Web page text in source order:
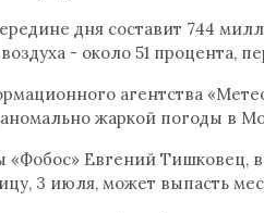
дня составит 744
- около 51 процента,
агентства
жаркой погоды в
Евгений Тишковец, в
3 июля, может выпасть